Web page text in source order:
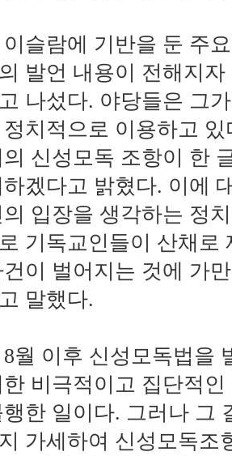
슬람에 기반을 둔 주
발언 내용이 전해지
나섰다. 야당들은 그
치적으로 이용하고
신성모독 조항이 한
겠다고 밝혔다. 이에
입장을 생각하는 정
기독교인들이 산채로
이 벌어지는 것에 가
말했다.
월 이후 신성모독법을
비극적이고 집단적
한 일이다. 그러나 그
가세하여 신성모독조